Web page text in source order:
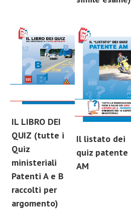
IL LIBRO DEI
QUIZ (tutte i
Quiz
ministeriali
Patenti A e B
raccolti per
argomento)
Il listato dei
quiz patente
AM